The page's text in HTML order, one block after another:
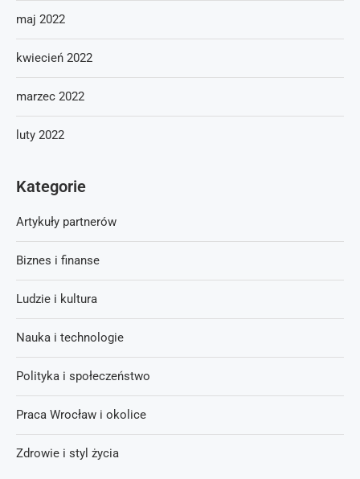
maj 2022
kwiecień 2022
marzec 2022
luty 2022
Kategorie
Artykuły partnerów
Biznes i finanse
Ludzie i kultura
Nauka i technologie
Polityka i społeczeństwo
Praca Wrocław i okolice
Zdrowie i styl życia